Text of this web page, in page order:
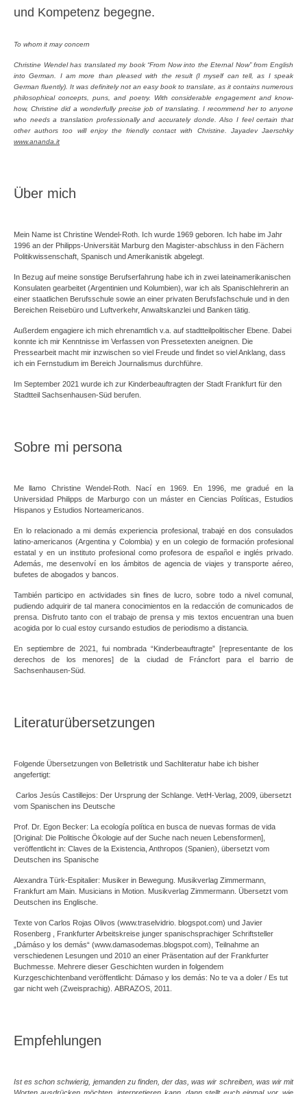
und Kompetenz begegne.
To whom it may concern
Christine Wendel has translated my book “From Now into the Eternal Now” from English
into German. I am more than pleased with the result (I myself can tell, as I speak
German fluently). It was definitely not an easy book to translate, as it contains numerous
philosophical concepts, puns, and poetry. With considerable engagement and know-
how, Christine did a wonderfully precise job of translating. I recommend her to anyone
who needs a translation professionally and accurately donde. Also I feel certain that
other authors too will enjoy the friendly contact with Christine. Jayadev Jaerschky
www.ananda.it
Über mich
Mein Name ist Christine Wendel-Roth. Ich wurde 1969 geboren. Ich habe im Jahr
1996 an der Philipps-Universität Marburg den Magister-abschluss in den Fächern
Politikwissenschaft, Spanisch und Amerikanistik abgelegt.
In Bezug auf meine sonstige Berufserfahrung habe ich in zwei lateinamerikanischen
Konsulaten gearbeitet (Argentinien und Kolumbien), war ich als Spanischlehrerin an
einer staatlichen Berufsschule sowie an einer privaten Berufsfachschule und in den
Bereichen Reisebüro und Luftverkehr, Anwaltskanzlei und Banken tätig.
Außerdem engagiere ich mich ehrenamtlich v.a. auf stadtteilpolitischer Ebene. Dabei
konnte ich mir Kenntnisse im Verfassen von Pressetexten aneignen. Die
Pressearbeit macht mir inzwischen so viel Freude und findet so viel Anklang, dass
ich ein Fernstudium im Bereich Journalismus durchführe.
Im September 2021 wurde ich zur Kinderbeauftragten der Stadt Frankfurt für den
Stadtteil Sachsenhausen-Süd berufen.
Sobre mi persona
Me llamo Christine Wendel-Roth. Nací en 1969. En 1996, me gradué en la
Universidad Philipps de Marburgo con un máster en Ciencias Políticas, Estudios
Hispanos y Estudios Norteamericanos.
En lo relacionado a mi demás experiencia profesional, trabajé en dos consulados
latino-americanos (Argentina y Colombia) y en un colegio de formación profesional
estatal y en un instituto profesional como profesora de español e inglés privado.
Además, me desenvolví en los ámbitos de agencia de viajes y transporte aéreo,
bufetes de abogados y bancos.
También participo en actividades sin fines de lucro, sobre todo a nivel comunal,
pudiendo adquirir de tal manera conocimientos en la redacción de comunicados de
prensa. Disfruto tanto con el trabajo de prensa y mis textos encuentran una buen
acogida por lo cual estoy cursando estudios de periodismo a distancia.
En septiembre de 2021, fui nombrada “Kinderbeauftragte” [representante de los
derechos de los menores] de la ciudad de Fráncfort para el barrio de
Sachsenhausen-Süd.
Literaturübersetzungen
Folgende Übersetzungen von Belletristik und Sachliteratur habe ich bisher
angefertigt:
Carlos Jesús Castillejos: Der Ursprung der Schlange. VetH-Verlag, 2009, übersetzt
vom Spanischen ins Deutsche
Prof. Dr. Egon Becker: La ecología política en busca de nuevas formas de vida
[Original: Die Politische Ökologie auf der Suche nach neuen Lebensformen],
veröffentlicht in: Claves de la Existencia, Anthropos (Spanien), übersetzt vom
Deutschen ins Spanische
Alexandra Türk-Espitalier: Musiker in Bewegung. Musikverlag Zimmermann,
Frankfurt am Main. Musicians in Motion. Musikverlag Zimmermann. Übersetzt vom
Deutschen ins Englische.
Texte von Carlos Rojas Olivos (www.traselvidrio. blogspot.com) und Javier
Rosenberg , Frankfurter Arbeitskreise junger spanischsprachiger Schriftsteller
„Dámáso y los demás“ (www.damasodemas.blogspot.com), Teilnahme an
verschiedenen Lesungen und 2010 an einer Präsentation auf der Frankfurter
Buchmesse. Mehrere dieser Geschichten wurden in folgendem
Kurzgeschichtenband veröffentlicht: Dámaso y los demás: No te va a doler / Es tut
gar nicht weh (Zweisprachig). ABRAZOS, 2011.
Empfehlungen
Ist es schon schwierig, jemanden zu finden, der das, was wir schreiben, was wir mit